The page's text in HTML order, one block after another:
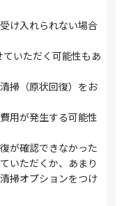
け入れられない場合
いただく可能性もあ
掃（原状回復）をお
用が発生する可能性
が確認できなかった
いただくか、あまり
掃オプションをつけ